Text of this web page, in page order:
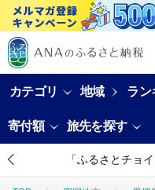
カテゴリ 地域 ラン
寄付額 旅先を探す
「ふるさとチョ